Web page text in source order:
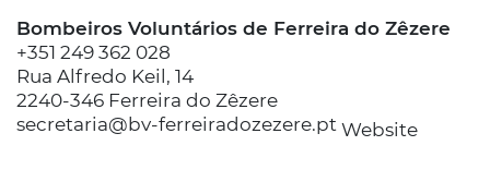
Bombeiros Voluntários de Ferreira do Zêzere
+351 249 362 028
Rua Alfredo Keil, 14
2240-346 Ferreira do Zêzere
secretaria@bv-ferreiradozezere.pt Website